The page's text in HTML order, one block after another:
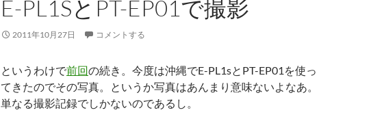
E-PL1SとPT-EP01で撮影
2011年10月27日 コメントする
というわけで前回の続き。今度は沖縄でE-PL1sとPT-EP01を使っ
てきたのでその写真。というか写真はあんまり意味ないよなあ。
単なる撮影記録でしかないのであるし。